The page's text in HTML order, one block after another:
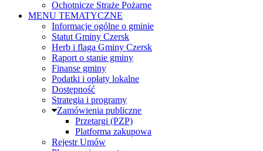
Ochotnicze Straże Pożarne
MENU TEMATYCZNE
Informacje ogólne o gminie
Statut Gminy Czersk
Herb i flaga Gminy Czersk
Raport o stanie gminy
Finanse gminy
Podatki i opłaty lokalne
Dostępność
Strategia i programy
Zamówienia publiczne
Przetargi (PZP)
Platforma zakupowa
Rejestr Umów